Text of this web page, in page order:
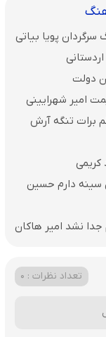
پویا بیاتی
دولت
امیر شهرایینی
برات تنگه آرش
سینه دارم حسین
نشد امیر هاکان
تعداد نظرات : 0